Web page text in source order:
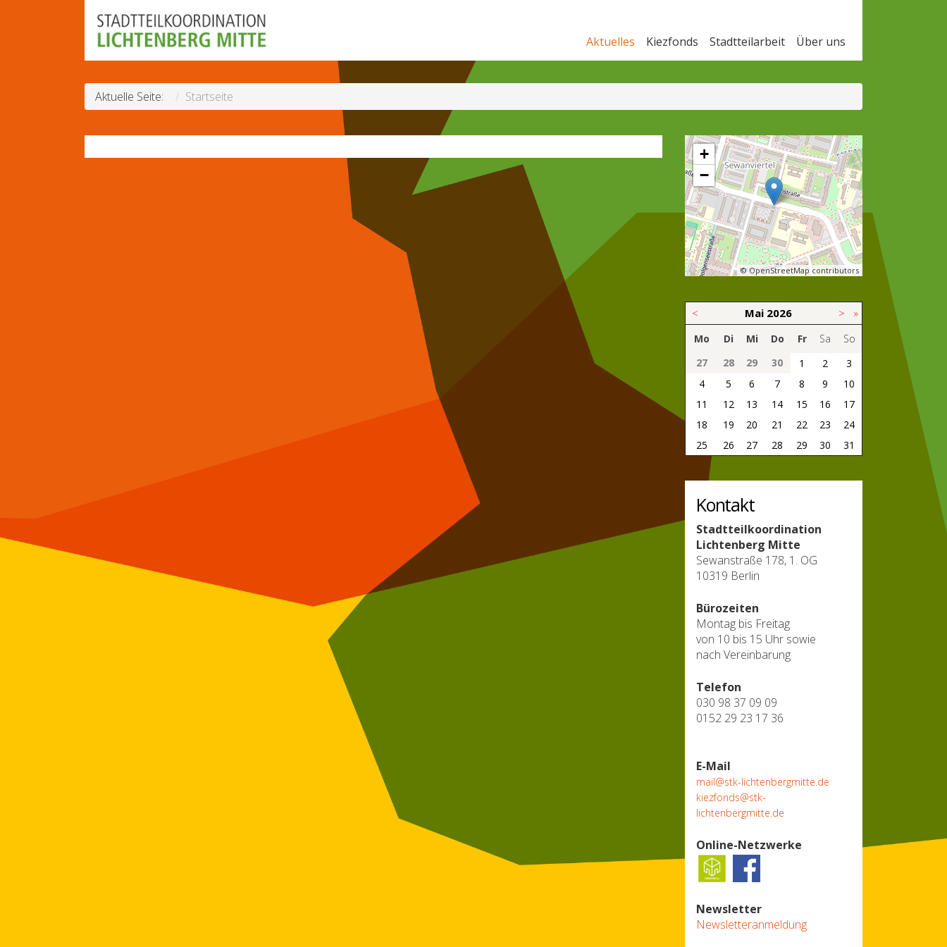
Aktuelles Kiezfonds Stadtteilarbeit Über uns
Aktuelle Seite: Startseite
+
−
© OpenStreetMap contributors
< Mai 2026 > »
Mo Di Mi Do Fr Sa
So
27
28 29 30 1 2
3
4
5 6 7 8 9
10
11
12 13 14 15 16
17
18
19 20 21 22 23
24
25
26 27 28 29 30 31
Kontakt
Stadtteilkoordination
Lichtenberg Mitte
Sewanstraße 178, 1. OG
10319 Berlin
Bürozeiten
Montag bis Freitag
von 10 bis 15 Uhr sowie
nach Vereinbarung
Telefon
030 98 37 09 09
0152 29 23 17 36
E-Mail
mail@stk-lichtenbergmitte.de
kiezfonds@stk-
lichtenbergmitte.de
Online-Netzwerke
Newsletter
Newsletteranmeldung